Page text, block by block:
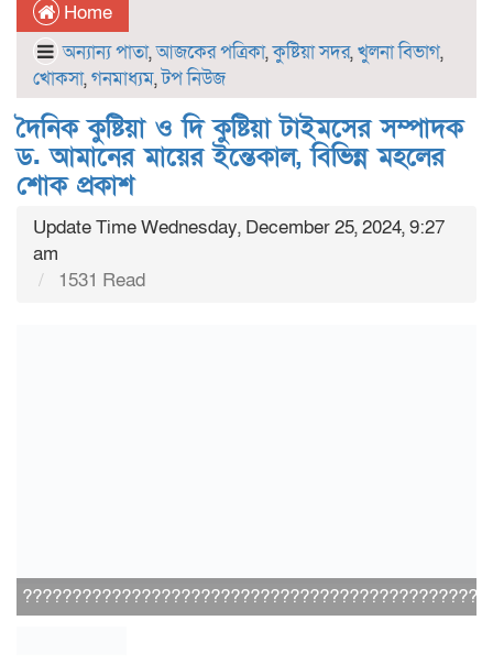
Home
অন্যান্য পাতা,আজকের পত্রিকা,কুষ্টিয়া সদর,খুলনা বিভাগ,
খোকসা,গনমাধ্যম,টপ নিউজ
দৈনিক কুষ্টিয়া ও দি কুষ্টিয়া টাইমসের সম্পাদক
ড. আমানের মায়ের ইন্তেকাল, বিভিন্ন মহলের
শোক প্রকাশ
Update Time Wednesday, December 25, 2024, 9:27
am
1531 Read